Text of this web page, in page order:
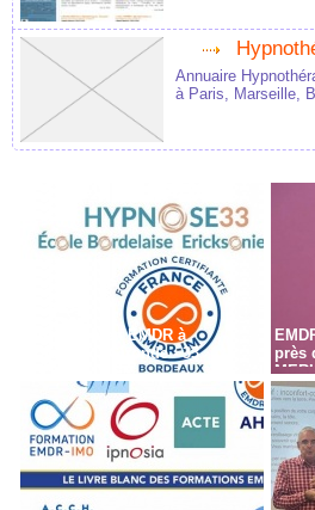
Annuaire
à Paris, Marseille,
Formation en EMDR à
Bordeaux - Gironde - 33
près